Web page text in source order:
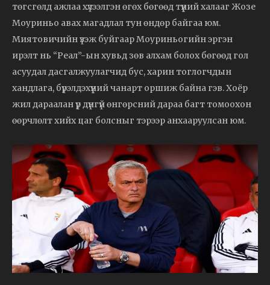
төгсгөлд ажлаа хүлээлгэн өгөх бөгөөд түүний халааг Жозе
Моуриньо авах магадлал тун өндөр байгаа юм.
Миятовичийн үзэж буйгаар Моуриньогийн эргэн
ирэлт нь “Реал”-ын хувьд зөв алхам болох бөгөөд гол
асуудал дасгалжуулагчид бус, харин тоглогчдын
хандлага, бүрэлдэхүүний чанарт оршиж байна гэв. Хоёр
жил дараалан үр дүнгүй өнгөрсний дараа багт томоохон
өөрчлөлт хийх цаг болсныг тэрээр анхааруулсан юм.